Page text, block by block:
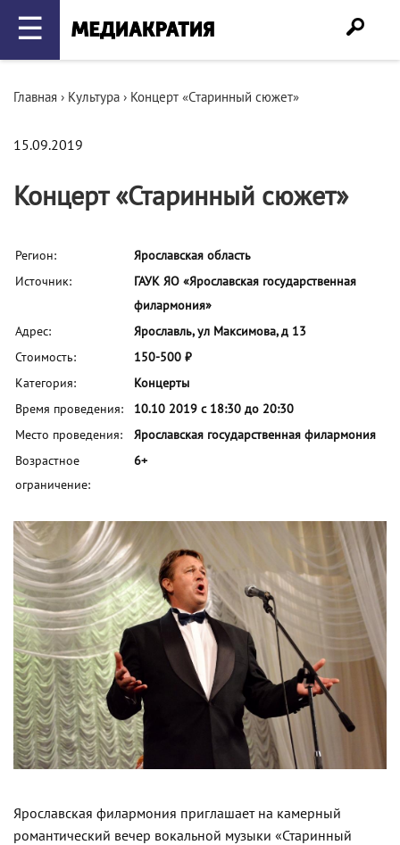
☰
Главная › Культура › Концерт «Старинный сюжет»
15.09.2019
Концерт «Старинный сюжет»
Регион:
Ярославская область
Источник:
ГАУК ЯО «Ярославская государственная
филармония»
Адрес:
Ярославль, ул Максимова, д 13
Стоимость:
150-500 ₽
Категория:
Концерты
Время проведения:
10.10 2019 с 18:30 до 20:30
Место проведения:
Ярославская государственная филармония
Возрастное
ограничение:
6+
Ярославская филармония приглашает на камерный
романтический вечер вокальной музыки «Старинный